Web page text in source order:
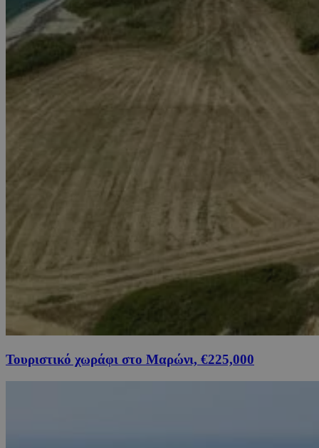
Τουριστικό χωράφι στο Μαρώνι, €225,000